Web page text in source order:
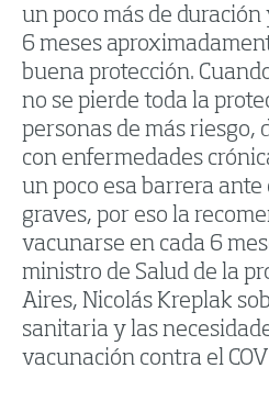
un poco más de
6 meses
buena protección.
no se pierde toda la
personas de más riesgo,
con enfermedades
un poco esa barrera
graves, por eso la
vacunarse en cada 6
ministro de Salud de la
Aires, Nicolás Kreplak
sanitaria y las
vacunación contra el